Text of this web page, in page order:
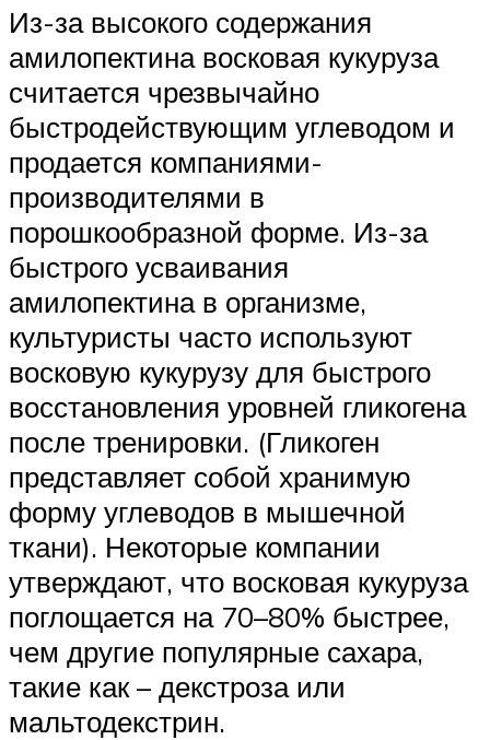
Из-за высокого содержания
амилопектина восковая кукуруза
считается чрезвычайно
быстродействующим углеводом и
продается компаниями-
производителями в
порошкообразной форме. Из-за
быстрого усваивания
амилопектина в организме,
культуристы часто используют
восковую кукурузу для быстрого
восстановления уровней гликогена
после тренировки. (Гликоген
представляет собой хранимую
форму углеводов в мышечной
ткани). Некоторые компании
утверждают, что восковая кукуруза
поглощается на 70–80% быстрее,
чем другие популярные сахара,
такие как – декстроза или
мальтодекстрин.